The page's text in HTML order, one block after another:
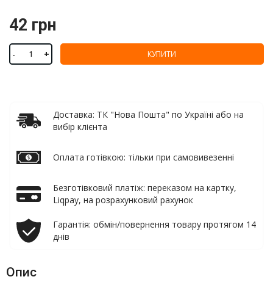
42 грн
- + КУПИТИ
Доставка: ТК "Нова Пошта" по Україні або на
вибір клієнта
Оплата готівкою: тільки при самовивезенні
Безготівковий платіж: переказом на картку,
Liqpay, на розрахунковий рахунок
Гарантія: обмін/повернення товару протягом 14
днів
Опис